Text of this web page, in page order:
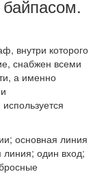
внутри которого
снабжен всеми
а именно
основная линия
линия; один вход;